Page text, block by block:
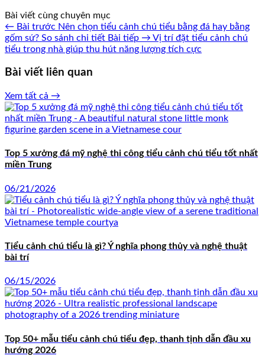
Bài viết cùng chuyên mục
← Bài trước Nên chọn tiểu cảnh chú tiểu bằng đá hay bằng
gốm sứ? So sánh chi tiết Bài tiếp → Vị trí đặt tiểu cảnh chú
tiểu trong nhà giúp thu hút năng lượng tích cực
Bài viết liên quan
Xem tất cả →
Top 5 xưởng đá mỹ nghệ thi công tiểu cảnh chú tiểu tốt nhất
miền Trung
06/21/2026
Tiểu cảnh chú tiểu là gì? Ý nghĩa phong thủy và nghệ thuật
bài trí
06/15/2026
Top 50+ mẫu tiểu cảnh chú tiểu đẹp, thanh tịnh dẫn đầu xu
hướng 2026